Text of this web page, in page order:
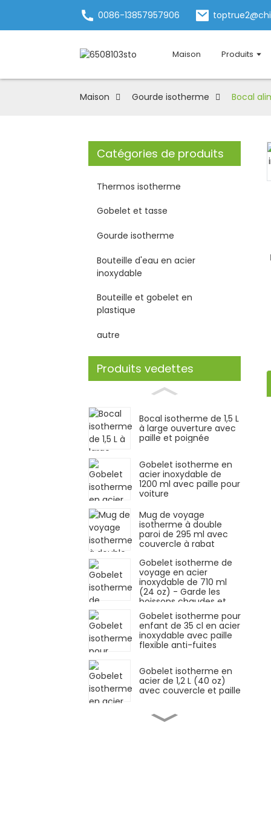
0086-13857957906
Maison Produits
Maison Gourde isotherme Bocal
Catégories de produits
Thermos isotherme
Gobelet et tasse
Gourde isotherme
Bouteille d'eau en acier
inoxydable
Bouteille et gobelet en
plastique
autre
Produits vedettes
Bocal isotherme de 1,5 L
à large ouverture avec
paille et poignée
Gobelet isotherme en
acier inoxydable de
1200 ml avec paille pour
voiture
Mug de voyage
isotherme à double
paroi de 295 ml avec
couvercle à rabat
Gobelet isotherme de
voyage en acier
inoxydable de 710 ml
(24 oz) - Garde les
boissons chaudes et
froides
Gobelet isotherme pour
enfant de 35 cl en acier
inoxydable avec paille
flexible anti-fuites
Gobelet isotherme en
acier de 1,2 L (40 oz)
avec couvercle et paille
Gobelet isotherme en